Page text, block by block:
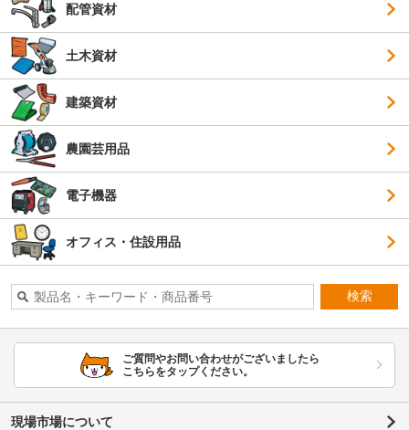
配管資材
土木資材
建築資材
農園芸用品
電子機器
オフィス・住設用品
検索
ご質問やお問い合わせがございましたら
こちらをタップください。
現場市場について